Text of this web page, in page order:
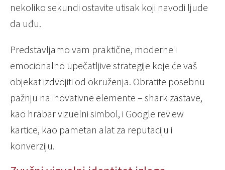
nekoliko sekundi ostavite utisak koji navodi ljude
da uđu.
Predstavljamo vam praktične, moderne i
emocionalno upečatljive strategije koje će vaš
objekat izdvojiti od okruženja. Obratite posebnu
pažnju na inovativne elemente – shark zastave,
kao hrabar vizuelni simbol, i Google review
kartice, kao pametan alat za reputaciju i
konverziju.